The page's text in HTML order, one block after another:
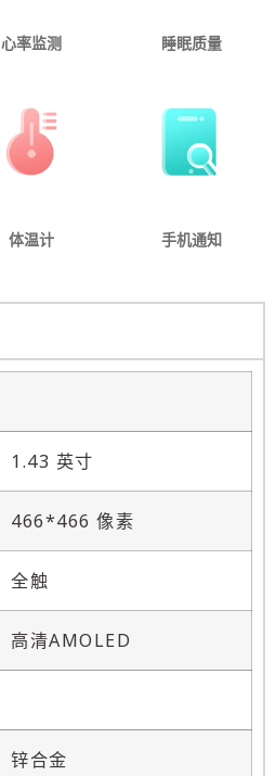
心率监测 睡眠质量
体温计 手机通知
1.43 英寸
466*466 像素
全触
高清AMOLED
锌合金